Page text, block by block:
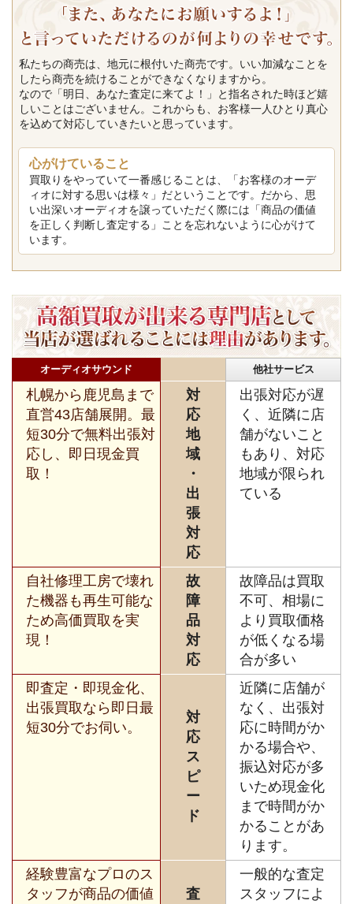
私たちの商売は、地元に根付いた商売です。いい加減なことを
したら商売を続けることができなくなりますから。
なので「明日、あなた査定に来てよ！」と指名された時ほど嬉
しいことはございません。これからも、お客様一人ひとり真心
を込めて対応していきたいと思っています。
心がけていること
買取りをやっていて一番感じることは、「お客様のオーデ
ィオに対する思いは様々」だということです。だから、思
い出深いオーディオを譲っていただく際には「商品の価値
を正しく判断し査定する」ことを忘れないように心がけて
います。
オーディオサウンド 他社サービス
札幌から鹿児島まで
直営43店舗展開。最
短30分で無料出張対
応し、即日現金買
取！
対
応
地
域
・
出
張
対
応
出張対応が遅
く、近隣に店
舗がないこと
もあり、対応
地域が限られ
ている
自社修理工房で壊れ
た機器も再生可能な
ため高価買取を実
現！
故
障
品
対
応
故障品は買取
不可、相場に
より買取価格
が低くなる場
合が多い
即査定・即現金化、
出張買取なら即日最
短30分でお伺い。
対
応
ス
ピ
ー
ド
近隣に店舗が
なく、出張対
応に時間がか
かる場合や、
振込対応が多
いため現金化
まで時間がか
かることがあ
ります。
経験豊富なプロのス
タッフが商品の価値
査
一般的な査定
スタッフによ